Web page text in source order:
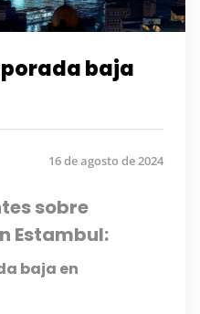
baja
16 de agosto de 2024
sobre
Estambul:
baja en